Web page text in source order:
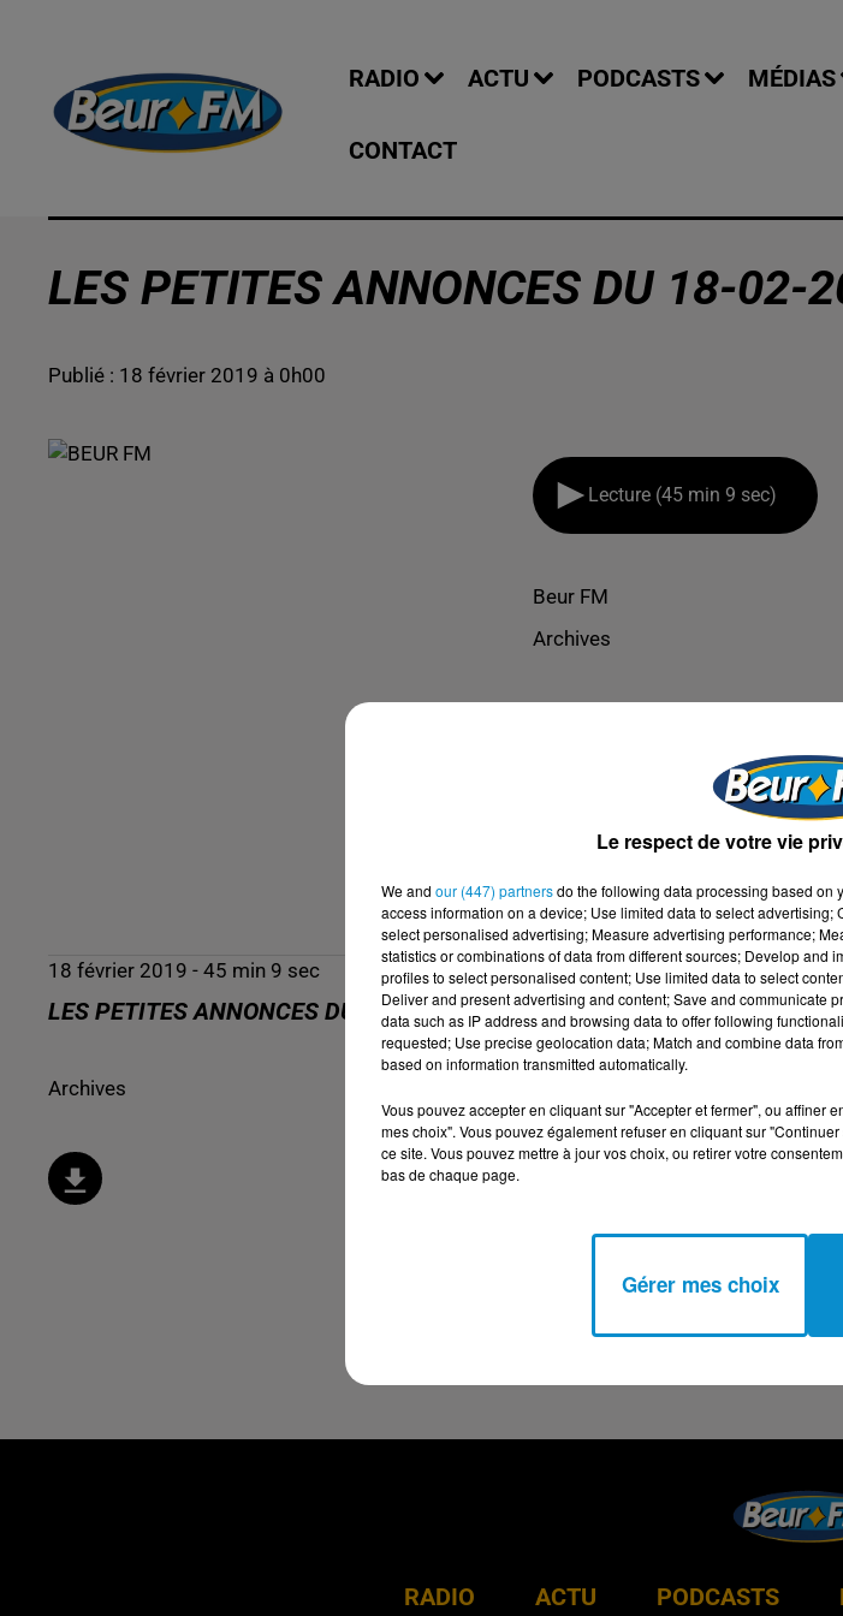
RADIO ACTU PODCASTS MÉDIAS
CONTACT
LES PETITES ANNONCES DU 18-02-
Publié : 18 février 2019 à 0h00
Lecture (45 min 9 sec)
Beur FM
Archives
18 février 2019 - 45 min 9 sec
LES PETITES ANNONCES DU 18-02-2019
Archives
RADIO ACTU PODCASTS
Le respect de votre vie
We and our (447) partnersdo the following data processing based on
access information on a device; Use limited data to select
select personalised advertising; Measure advertising performance;
statistics or combinations of data from different sources; Develop and
profiles to select personalised content; Use limited data to select
Deliver and present advertising and content; Save and communicate
data such as IP address and browsing data to offer following
requested; Use precise geolocation data; Match and combine data
based on information transmitted automatically.
Vous pouvez accepter en cliquant sur "Accepter et fermer", ou affiner
mes choix". Vous pouvez également refuser en cliquant sur
ce site. Vous pouvez mettre à jour vos choix, ou retirer votre
bas de chaque page.
Gérer mes choix